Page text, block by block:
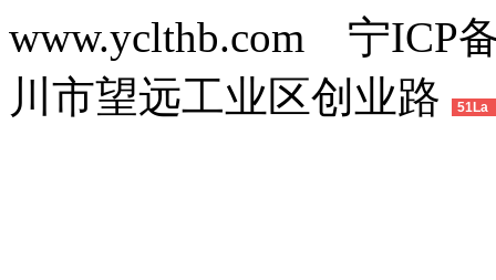
www.yclthb.com 宁ICP
川市望远工业区创业路
51La